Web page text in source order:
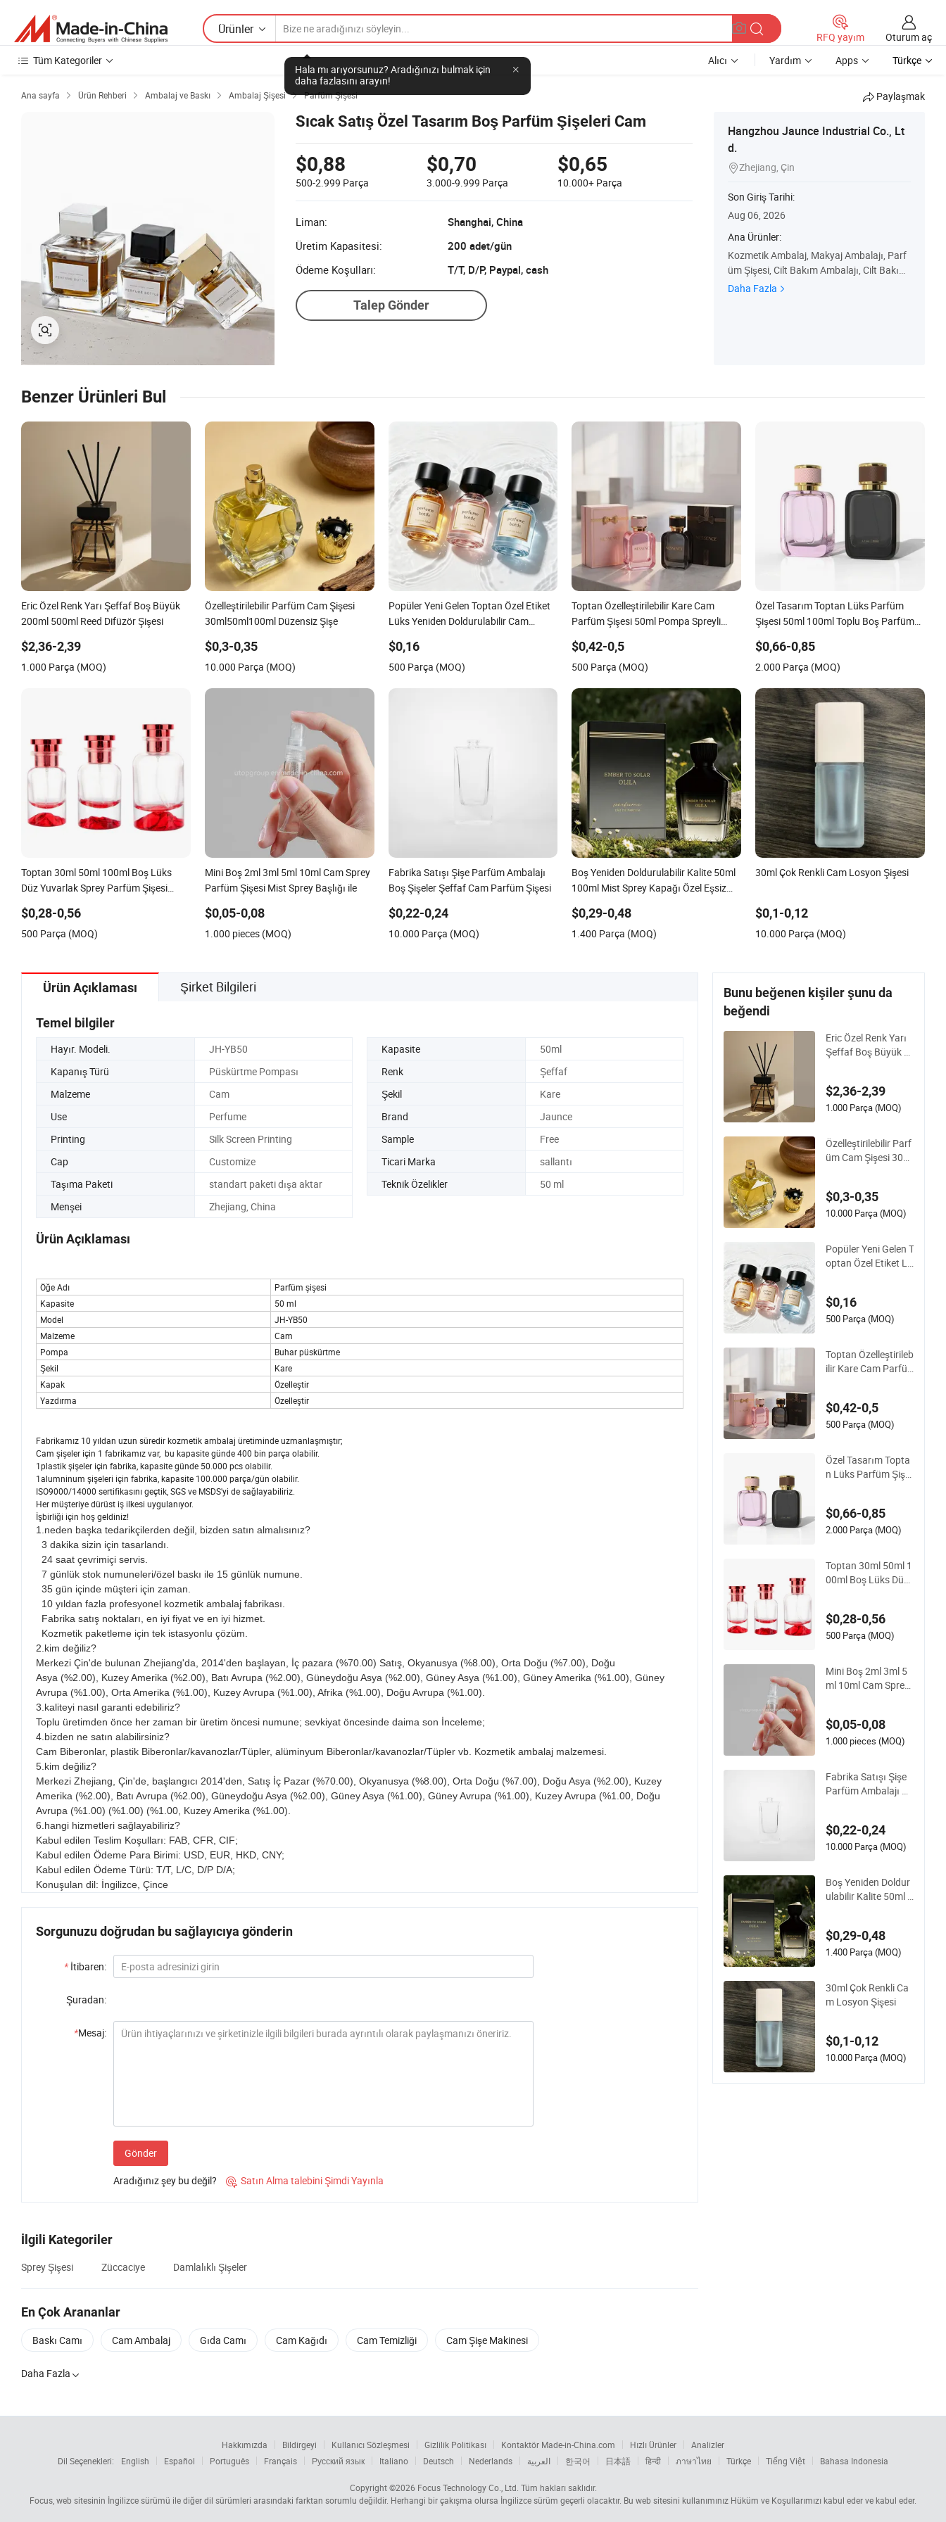
Ürünler
Hala mı arıyorsunuz? Aradığınızı bulmak için
daha fazlasını arayın!
RFQ yayım
Oturum aç
Tüm Kategoriler
Alıcı Yardım Apps Türkçe
Ana sayfa  Ürün Rehberi  Ambalaj ve Baskı  Ambalaj Şişesi  Parfüm Şişesi Paylaşmak
Sıcak Satış Özel Tasarım Boş Parfüm Şişeleri Cam
$0,88
500-2.999 Parça
$0,70
3.000-9.999 Parça
$0,65
10.000+ Parça
Liman:
Shanghai, China
Üretim Kapasitesi:
200 adet/gün
Ödeme Koşulları:
T/T, D/P, Paypal, cash
Talep Gönder
Hangzhou Jaunce Industrial Co., Lt
d.
Zhejiang, Çin
Son Giriş Tarihi:
Aug 06, 2026
Ana Ürünler:
Kozmetik Ambalaj, Makyaj Ambalajı, Parf
üm Şişesi, Cilt Bakım Ambalajı, Cilt Bakım
Plastik Şişesi, Plastik/Alüminyum Kutu, Al
Daha Fazla
Benzer Ürünleri Bul
Eric Özel Renk Yarı Şeffaf Boş Büyük
200ml 500ml Reed Difüzör Şişesi
$2,36-2,39
1.000 Parça (MOQ)
Özelleştirilebilir Parfüm Cam Şişesi
30ml50ml100ml Düzensiz Şişe
$0,3-0,35
10.000 Parça (MOQ)
Popüler Yeni Gelen Toptan Özel Etiket
Lüks Yeniden Doldurulabilir Cam
$0,16
500 Parça (MOQ)
Toptan Özelleştirilebilir Kare Cam
Parfüm Şişesi 50ml Pompa Spreyli
$0,42-0,5
500 Parça (MOQ)
Özel Tasarım Toptan Lüks Parfüm
Şişesi 50ml 100ml Toplu Boş Parfüm
Ambalaj ile
$0,66-0,85
2.000 Parça (MOQ)
Toptan 30ml 50ml 100ml Boş Lüks
Düz Yuvarlak Sprey Parfüm Şişesi
$0,28-0,56
500 Parça (MOQ)
Mini Boş 2ml 3ml 5ml 10ml Cam Sprey
Parfüm Şişesi Mist Sprey Başlığı ile
$0,05-0,08
1.000 pieces (MOQ)
Fabrika Satışı Şişe Parfüm Ambalajı
Boş Şişeler Şeffaf Cam Parfüm Şişesi
$0,22-0,24
10.000 Parça (MOQ)
Boş Yeniden Doldurulabilir Kalite 50ml
100ml Mist Sprey Kapağı Özel Eşsiz
$0,29-0,48
1.400 Parça (MOQ)
30ml Çok Renkli Cam Losyon Şişesi
$0,1-0,12
10.000 Parça (MOQ)
Ürün Açıklaması Şirket Bilgileri
Temel bilgiler
Hayır. Modeli. JH-YB50 Kapasite
50ml
Kapanış Türü
Püskürtme Pompası Renk
Şeffaf
Malzeme
Cam Şekil
Kare
Use
Perfume Brand
Jaunce
Printing
Silk Screen Printing Sample
Free
Cap
Customize Ticari Marka
sallantı
Taşıma Paketi
standart paketi dışa aktar Teknik Özelikler
50 ml
Menşei
Zhejiang, China
Ürün Açıklaması
Öğe Adı
Parfüm şişesi
Kapasite
50 ml
Model
JH-YB50
Malzeme
Cam
Pompa
Buhar püskürtme
Şekil
Kare
Kapak
Özelleştir
Yazdırma
Özelleştir
Fabrikamız 10 yıldan uzun süredir kozmetik ambalaj üretiminde uzmanlaşmıştır;
Cam şişeler için 1 fabrikamız var, bu kapasite günde 400 bin parça olabilir.
1plastik şişeler için fabrika, kapasite günde 50.000 pcs olabilir.
1alumninum şişeleri için fabrika, kapasite 100.000 parça/gün olabilir.
ISO9000/14000 sertifikasını geçtik, SGS ve MSDS'yi de sağlayabiliriz.
Her müşteriye dürüst iş ilkesi uygulanıyor.
İşbirliği için hoş geldiniz!
1.neden başka tedarikçilerden değil, bizden satın almalısınız?
3 dakika sizin için tasarlandı.
24 saat çevrimiçi servis.
7 günlük stok numuneleri/özel baskı ile 15 günlük numune.
35 gün içinde müşteri için zaman.
10 yıldan fazla profesyonel kozmetik ambalaj fabrikası.
Fabrika satış noktaları, en iyi fiyat ve en iyi hizmet.
Kozmetik paketleme için tek istasyonlu çözüm.
2.kim değiliz?
Merkezi Çin'de bulunan Zhejiang'da, 2014'den başlayan, İç pazara (%70.00) Satış, Okyanusya (%8.00), Orta Doğu (%7.00), Doğu
Asya (%2.00), Kuzey Amerika (%2.00), Batı Avrupa (%2.00), Güneydoğu Asya (%2.00), Güney Asya (%1.00), Güney Amerika (%1.00), Güney
Avrupa (%1.00), Orta Amerika (%1.00), Kuzey Avrupa (%1.00), Afrika (%1.00), Doğu Avrupa (%1.00).
3.kaliteyi nasıl garanti edebiliriz?
Toplu üretimden önce her zaman bir üretim öncesi numune; sevkiyat öncesinde daima son İnceleme;
4.bizden ne satın alabilirsiniz?
Cam Biberonlar, plastik Biberonlar/kavanozlar/Tüpler, alüminyum Biberonlar/kavanozlar/Tüpler vb. Kozmetik ambalaj malzemesi.
5.kim değiliz?
Merkezi Zhejiang, Çin'de, başlangıcı 2014'den, Satış İç Pazar (%70.00), Okyanusya (%8.00), Orta Doğu (%7.00), Doğu Asya (%2.00), Kuzey
Amerika (%2.00), Batı Avrupa (%2.00), Güneydoğu Asya (%2.00), Güney Asya (%1.00), Güney Avrupa (%1.00), Kuzey Avrupa (%1.00, Doğu
Avrupa (%1.00) (%1.00) (%1.00, Kuzey Amerika (%1.00).
6.hangi hizmetleri sağlayabiliriz?
Kabul edilen Teslim Koşulları: FAB, CFR, CIF;
Kabul edilen Ödeme Para Birimi: USD, EUR, HKD, CNY;
Kabul edilen Ödeme Türü: T/T, L/C, D/P D/A;
Konuşulan dil: İngilizce, Çince
Sorgunuzu doğrudan bu sağlayıcıya gönderin
* İtibaren:
Şuradan:
*Mesaj:
Gönder
Aradığınız şey bu değil?  Satın Alma talebini Şimdi Yayınla
İlgili Kategoriler
Sprey Şişesi Züccaciye Damlalıklı Şişeler
En Çok Arananlar
Baskı Camı Cam Ambalaj Gıda Camı Cam Kağıdı Cam Temizliği Cam Şişe Makinesi
Daha Fazla 
Bunu beğenen kişiler şunu da
beğendi
Eric Özel Renk Yarı
Şeffaf Boş Büyük 2
$2,36-2,39
1.000 Parça (MOQ)
Özelleştirilebilir Parf
üm Cam Şişesi 30ml
$0,3-0,35
10.000 Parça (MOQ)
Popüler Yeni Gelen T
optan Özel Etiket Lü
işesi
$0,16
500 Parça (MOQ)
Toptan Özelleştirileb
ilir Kare Cam Parfü
ılı Boş Sprey Şişe
$0,42-0,5
500 Parça (MOQ)
Özel Tasarım Topta
n Lüks Parfüm Şişe
am Parfüm Şişeleri
Kutulu Ambalaj ile
$0,66-0,85
2.000 Parça (MOQ)
Toptan 30ml 50ml 1
00ml Boş Lüks Düz
den Doldurulabilir C
am Şişe
$0,28-0,56
500 Parça (MOQ)
Mini Boş 2ml 3ml 5
ml 10ml Cam Sprey
$0,05-0,08
1.000 pieces (MOQ)
Fabrika Satışı Şişe
Parfüm Ambalajı Bo
$0,22-0,24
10.000 Parça (MOQ)
Boş Yeniden Doldur
ulabilir Kalite 50ml 1
s Cam Parfüm Şişes
i Kutulu
$0,29-0,48
1.400 Parça (MOQ)
30ml Çok Renkli Ca
m Losyon Şişesi
$0,1-0,12
10.000 Parça (MOQ)
Hakkımızda Bildirgeyi Kullanıcı Sözleşmesi Gizlilik Politikası Kontaktör Made-in-China.com Hızlı Ürünler
Analizler
Dil Seçenekleri:
English Español Português Français Русский язык Italiano Deutsch Nederlands العربية 한국어 日本語 हिन्दी ภาษาไทย Türkçe Tiếng Việt Bahasa Indonesia
Copyright ©2026 Focus Technology Co., Ltd. Tüm hakları saklıdır.
Focus, web sitesinin İngilizce sürümü ile diğer dil sürümleri arasındaki farktan sorumlu değildir. Herhangi bir çakışma olursa İngilizce sürüm geçerli olacaktır. Bu web sitesini kullanımınız Hüküm ve Koşullarımızı kabul eder ve kabul eder.